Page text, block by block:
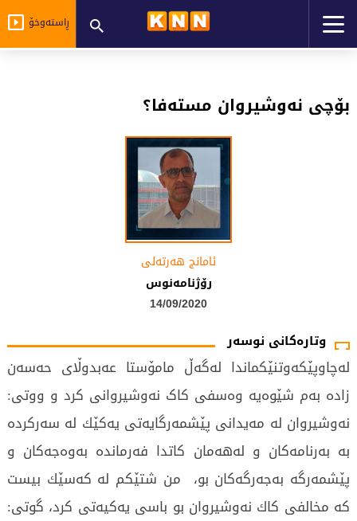
ڕاستەوخۆ
بۆچی نەوشیروان مستەفا؟
ئامانج هەرتەلى
رۆژنامەنوس
14/09/2020
وتارەکانی نوسەر
لەچاوپێکەوتنێکماندا لەگەڵ مامۆستا عەبدوڵای حەسەن
زادە بەم شێوەیە وەسفی کاک نەوشیروانی کرد و ووتی:
نەوشیروان لە مەیدانی پێشمەرگایەتی یەكێك لە سەركردە
بە بەرنامەكان و لەهەمان كاتدا فەرماندە بەوەجەكان و
پێشمەرگە بەجەرگەكان بو، من شتێكم لە كەسێك بیست
كە مخالفی كاك نەوشیروان بو باسی یەكیەتی كرد، گوتی: